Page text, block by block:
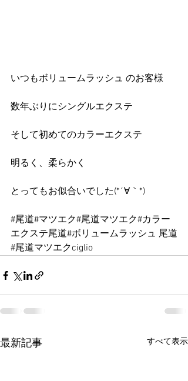
いつもボリュームラッシュ のお客様
数年ぶりにシングルエクステ
そして初めてのカラーエクステ
明るく、柔らかく
とってもお似合いでした(*´∀｀*)
#尾道#マツエク#尾道マツエク#カラー
エクステ尾道#ボリュームラッシュ 尾道
#尾道マツエクciglio
最新記事 すべて表示